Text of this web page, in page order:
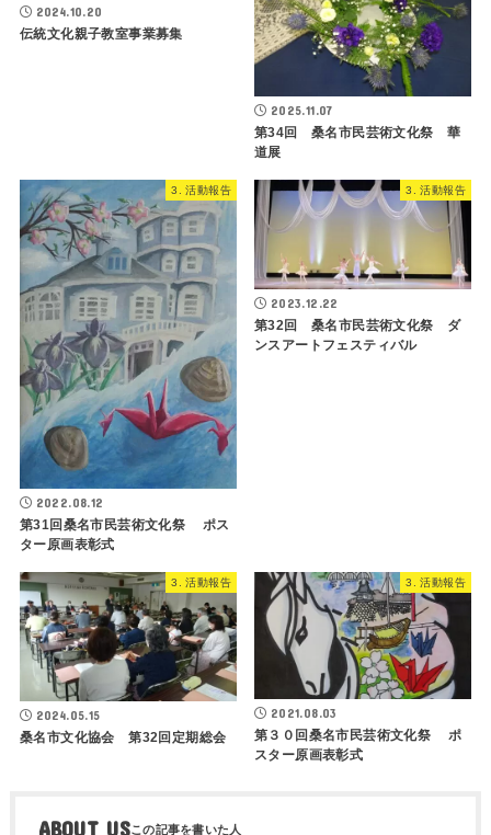
2024.10.20
伝統文化親子教室事業募集
2025.11.07
第34回 桑名市民芸術文化祭 華
道展
3. 活動報告
2022.08.12
第31回桑名市民芸術文化祭 ポス
ター原画表彰式
3. 活動報告
2023.12.22
第32回 桑名市民芸術文化祭 ダ
ンスアートフェスティバル
3. 活動報告
2024.05.15
桑名市文化協会 第32回定期総会
3. 活動報告
2021.08.03
第３０回桑名市民芸術文化祭 ポ
スター原画表彰式
ABOUT US